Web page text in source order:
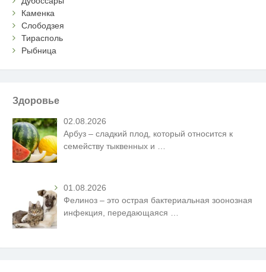
Каменка
Слободзея
Тирасполь
Рыбница
Здоровье
02.08.2026
Арбуз – сладкий плод, который относится к
семейству тыквенных и …
01.08.2026
Фелиноз – это острая бактериальная зоонозная
инфекция, передающаяся